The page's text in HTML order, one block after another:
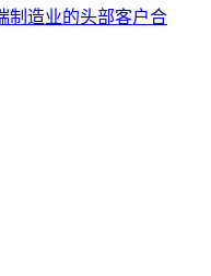
制造业的头部客户合